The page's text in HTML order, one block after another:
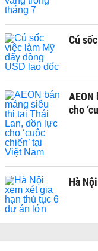
Cú
cho
Hà